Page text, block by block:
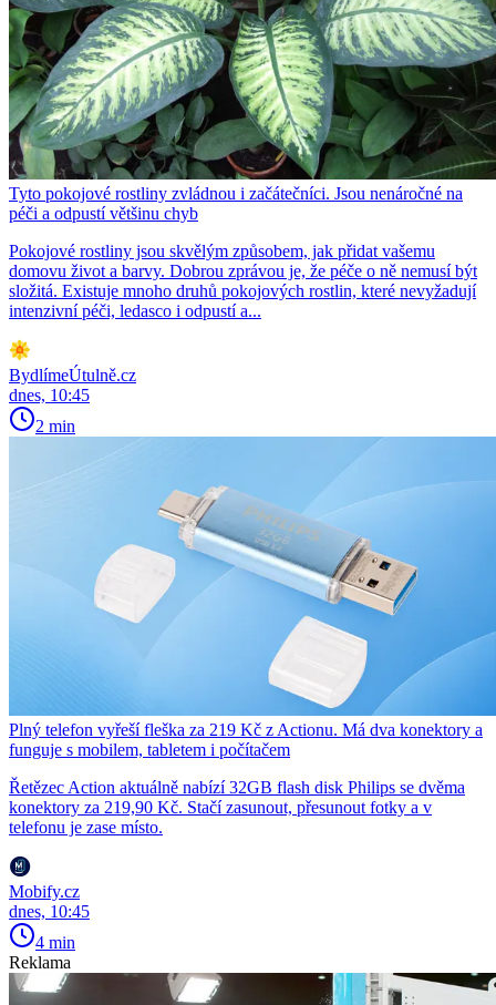
Tyto pokojové rostliny zvládnou i začátečníci. Jsou nenáročné na
péči a odpustí většinu chyb
Pokojové rostliny jsou skvělým způsobem, jak přidat vašemu
domovu život a barvy. Dobrou zprávou je, že péče o ně nemusí být
složitá. Existuje mnoho druhů pokojových rostlin, které nevyžadují
intenzivní péči, ledasco i odpustí a...
BydlímeÚtulně.cz
dnes, 10:45
2 min
Plný telefon vyřeší fleška za 219 Kč z Actionu. Má dva konektory a
funguje s mobilem, tabletem i počítačem
Řetězec Action aktuálně nabízí 32GB flash disk Philips se dvěma
konektory za 219,90 Kč. Stačí zasunout, přesunout fotky a v
telefonu je zase místo.
Mobify.cz
dnes, 10:45
4 min
Reklama